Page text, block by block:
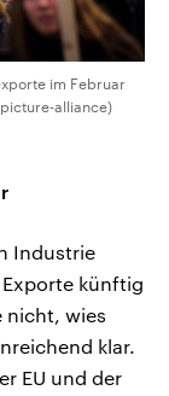
im Februar
alliance)
Industrie
künftig
nicht, wies
klar.
EU und der